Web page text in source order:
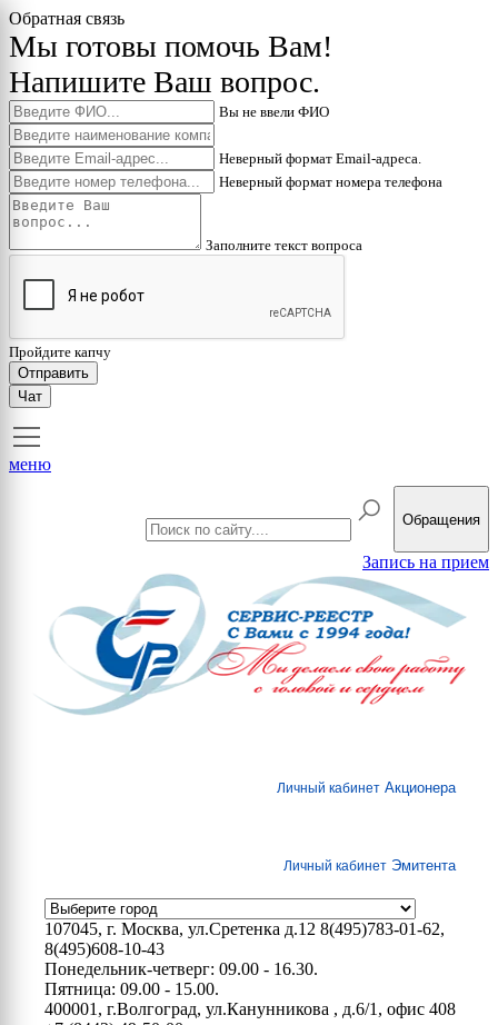
Обратная связь
Мы готовы помочь Вам!
Напишите Ваш вопрос.
Вы не ввели ФИО
Неверный формат Email-адреса.
Неверный формат номера телефона
Заполните текст вопроса
Пройдите капчу
Отправить
Чат
меню
Обращения
Запись на прием
Личный кабинет Акционера
Личный кабинет Эмитента
107045, г. Москва, ул.Сретенка д.12 8(495)783-01-62,
8(495)608-10-43
Понедельник-четверг: 09.00 - 16.30.
Пятница: 09.00 - 15.00.
400001, г.Волгоград, ул.Канунникова , д.6/1, офис 408